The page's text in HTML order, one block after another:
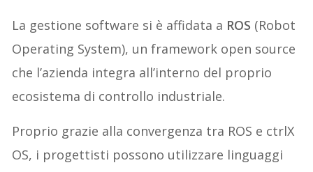
La gestione software si è affidata a ROS (Robot
Operating System), un framework open source
che l’azienda integra all’interno del proprio
ecosistema di controllo industriale.
Proprio grazie alla convergenza tra ROS e ctrlX
OS, i progettisti possono utilizzare linguaggi